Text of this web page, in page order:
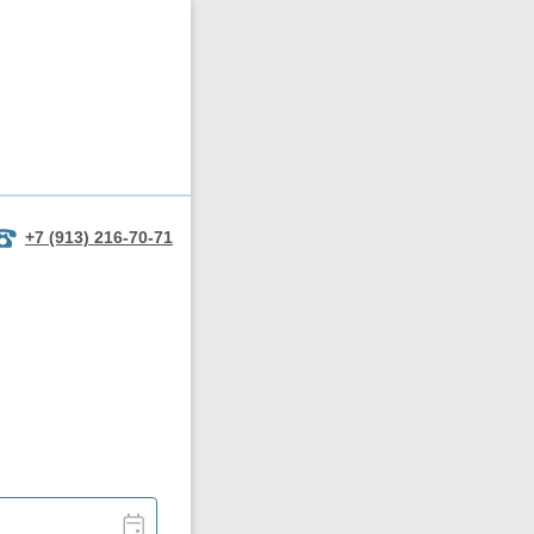
+7 (913) 216-70-71